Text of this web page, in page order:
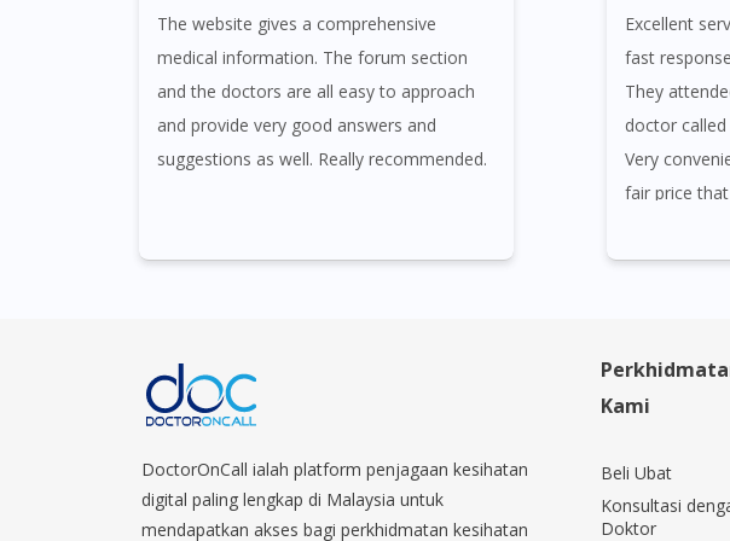
The website gives a comprehensive
medical information. The forum section
and the doctors are all easy to approach
and provide very good answers and
suggestions as well. Really recommended.
Excellent
fast
They
doctor
Very
fair price
response
Very
fair price
the
back to
DoctorOnCall ialah platform penjagaan kesihatan
digital paling lengkap di Malaysia untuk
mendapatkan akses bagi perkhidmatan kesihatan
Kami
Beli Ubat
Konsultasi
Doktor